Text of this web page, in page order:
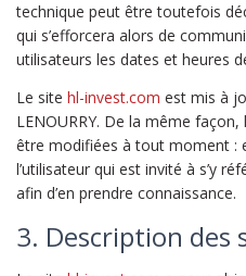
technique peut être toutefois
qui s’efforcera alors de
utilisateurs les dates et heures
Le site hl-invest.com est mis à
LENOURRY. De la même
être modifiées à tout moment :
l’utilisateur qui est invité à s’y
afin d’en prendre connaissance.
3. Description des